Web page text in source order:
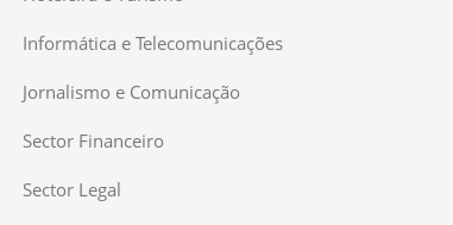
Informática e Telecomunicações
Jornalismo e Comunicação
Sector Financeiro
Sector Legal